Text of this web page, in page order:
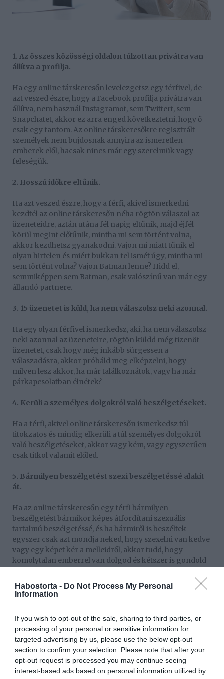
Habostorta - Do Not Process My Personal
Information
If you wish to opt-out of the sale, sharing to third parties, or
processing of your personal or sensitive information for
targeted advertising by us, please use the below opt-out
section to confirm your selection. Please note that after your
opt-out request is processed you may continue seeing
interest-based ads based on personal information utilized by
1. Az összes közösségi oldalon túlzottan privátra van
állítva a profilja.
Ha egy online társkeresőn levelezgetsz egy férfivel, de
azt veszed észre, hogy a Facebook profilja privátra van
állítva, nem használ Instagramot, sem Twittert, sem
Snapchatet, akkor ez arra enged következtetni, hogy ő
csak egy fantom. Az online társkeresőkre regisztrált
személyek nem bujdosnak annyira az ismeretlen
emberek elől, hacsak nincs már egy szerelmük vagy
feleségük.
2. Hosszú időkre eltűnik.
Ha azt veszed észre, hogy a férfi, akivel ismerkedni
kezdtél az online társkeresőn néha rögtön válaszol az
üzeneteidre, aztán utána fél napig eltűnik, majd éjfél
körül megint előtűnik, mintha mi sem történt volna,
akkor kezdhetsz gyanakodni. Vajon mi miatt tűnik el
olyan hirtelen és miért bukkan fel ismét úgy, mintha mi
sem történt volna? Vajon Batman lenne? Hidd el,
semmiképpen sem Batman, csak valószínű van már egy
állandó partnere.
3. 15 üzenetet is küld, ha nem válaszolsz neki azonnal.
Ha egy olyan férfivel ismerkedsz, aki, ha nem válaszolsz
neki azonnal az üzeneteire, rögtön küldd még tizenöt
üzenetet, csak hogy még inkább sürgessen a
válaszadásra, akkor próbáld meg elképzelni, hogy
milyen lesz akkor, ha már találkoznátok, vagy ha már
párkapcsolatban élnétek?
4. Kerüli a személyes dolgokról való beszélgetéseket.
Ha a férfi, akivel online társkeresőn ismerkedsz túl
titokzatos és mindig elkerüli a túl személyes dolgokról
való beszélgetéseket, akkor vagy kém, vagy egyszerűen
csak titkol valamit előled.
5. Bármilyen beszélgetést szexi beszélgetéssé alakít
át.
Ha az online társkeresőn egy férfi bármilyen
beszélgetést bármikor képes átfordítani szexuális
tartalmú beszélgetéssé, és ha bármiről is beszéltek
egyszer csak azt mondja neked, hogy szexelni van kedve
vagy egy képet kér a melleidről, akkor tudd, hogy
komolytalan emberrel van dolgod és kétszer is gondold
6. Mindig az edzőteremben van, vagy éppen most jött
Ha egy olyan férfivel levelezel, aki mindig azt írja neked,
hogy épp most jött az edzőteremből vagy épp most jött ki
a zuhany alól, akkor ezen is mindenképp gondolkodj el.
Ezekkel a mondataival nem szeretne mást, csak azt, hogy
elképzeld, milyen jó teste lehet, vagy hogyan nézne ki
frissen kijőve a zuhany alól. Ha a beszélgetésetek során